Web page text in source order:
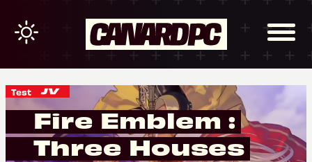
Test
Fire Emblem :
Three Houses